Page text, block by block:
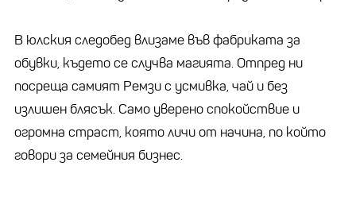
В юлския следобед влизаме във фабриката за
обувки, където се случва магията. Отпред ни
посреща самият Ремзи с усмивка, чай и без
излишен блясък. Само уверено спокойствие и
огромна страст, която личи от начина, по който
говори за семейния бизнес.